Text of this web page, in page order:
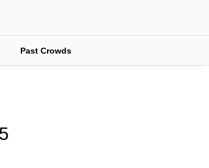
Past Crowds